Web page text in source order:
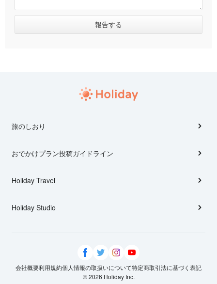
旅のしおり
おでかけプラン投稿ガイドライン
Holiday Travel
Holiday Studio
会社概要利用規約個人情報の取扱いについて特定商取引法に基づく表記
© 2026 Holiday Inc.